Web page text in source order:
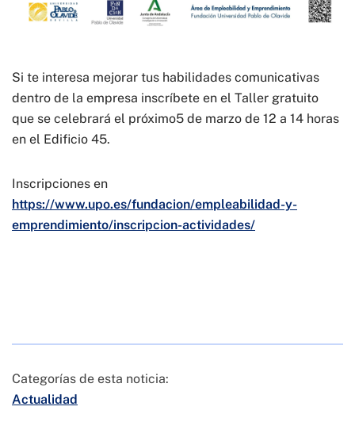
Si te interesa mejorar tus habilidades comunicativas
dentro de la empresa inscríbete en el Taller gratuito
que se celebrará el próximo5 de marzo de 12 a 14 horas
en el Edificio 45.
Inscripciones en
https://www.upo.es/fundacion/empleabilidad-y-
emprendimiento/inscripcion-actividades/
Categorías de esta noticia:
Actualidad